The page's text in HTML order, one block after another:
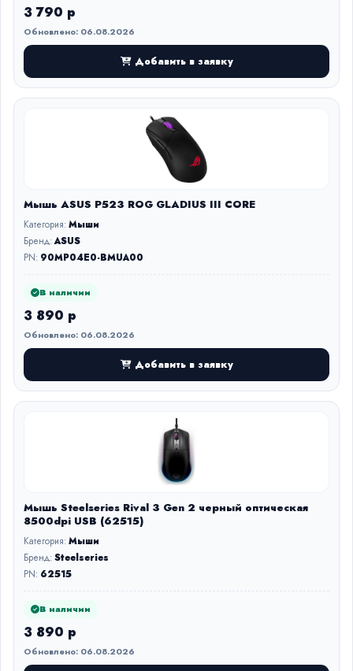
3 790 р
Обновлено: 06.08.2026
Добавить в заявку
Мышь ASUS P523 ROG GLADIUS III CORE
Категория:Мыши
Бренд:ASUS
PN: 90MP04E0-BMUA00
В наличии
3 890 р
Обновлено: 06.08.2026
Добавить в заявку
Мышь Steelseries Rival 3 Gen 2 черный оптическая
8500dpi USB (62515)
Категория:Мыши
Бренд:Steelseries
PN: 62515
В наличии
3 890 р
Обновлено: 06.08.2026